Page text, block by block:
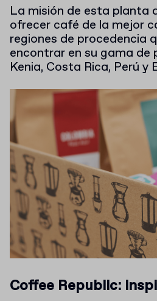
La misión de esta planta
ofrecer café de la mejor
regiones de procedencia
encontrar en su gama de
Kenia, Costa Rica, Perú y
Coffee Republic: